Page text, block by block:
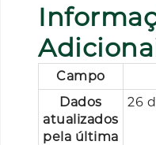
Campo
Dados
atualizados
pela última
26